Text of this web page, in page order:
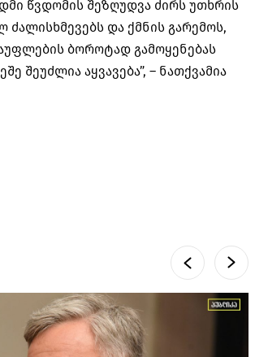
წვდომის შეზღუდვა ძირს უთხრის
და ქმნის გარემოს,
ბოროტად გამოყენებას
შეუძლია აყვავება”, – ნათქვამია